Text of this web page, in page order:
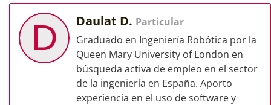
D Daulat D. Particular
Graduado en Ingeniería Robótica por la
Queen Mary University of London en
búsqueda activa de empleo en el sector
de la ingeniería en España. Aporto
experiencia en el uso de software y